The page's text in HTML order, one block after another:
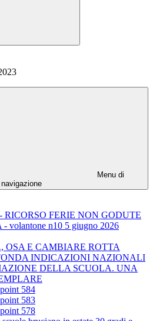
Menu di
navigazione
RICORSO FERIE NON GODUTE
volantone n10 5 giugno 2026
OSA E CAMBIARE ROTTA
INDICAZIONI NAZIONALI
DELLA SCUOLA. UNA
584
583
578